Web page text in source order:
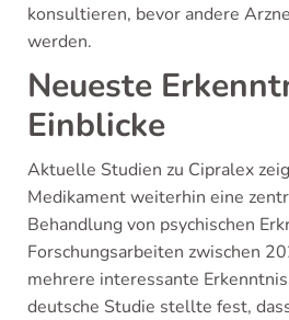
konsultieren, bevor andere
werden.
Neueste
Einblicke
Aktuelle Studien zu Cipralex
Medikament weiterhin eine
Behandlung von psychischen
Forschungsarbeiten zwischen
mehrere interessante
deutsche Studie stellte fest,